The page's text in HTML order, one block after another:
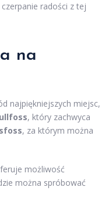
radości z tej
na
najpiękniejszych miejsc,
, który zachwyca
, za którym można
możliwość
można spróbować